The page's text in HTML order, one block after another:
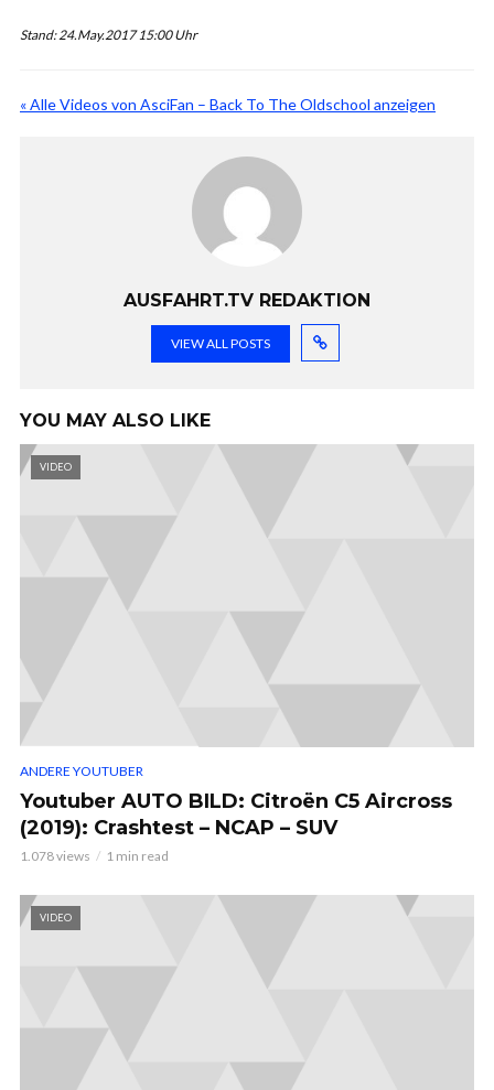
Stand: 24.May.2017 15:00 Uhr
« Alle Videos von AsciFan – Back To The Oldschool anzeigen
AUSFAHRT.TV REDAKTION
VIEW ALL POSTS
YOU MAY ALSO LIKE
VIDEO
ANDERE YOUTUBER
Youtuber AUTO BILD: Citroën C5 Aircross
(2019): Crashtest – NCAP – SUV
1.078 views 1 min read
VIDEO